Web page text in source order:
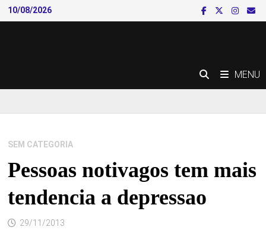
Skip
to
10/08/2026
MENU
SEM CATEGORIA
Pessoas notivagos tem mais
tendencia a depressao
29/11/2013